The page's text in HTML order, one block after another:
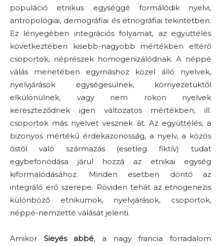
populáció etnikus egységgé formálódik nyelvi,
antropológiai, demográfiai és etnográfiai tekintetben.
Ez lényegében integrációs folyamat, az együttélés
következtében kisebb-nagyobb mértékben eltérő
csoportok, néprészek homogenizálódnak. A néppé
válás menetében egymáshoz közel álló nyelvek,
nyelvjárások egységesülnek, környezetüktől
elkülönülnek, vagy nem rokon nyelvek
kereszteződnek igen változatos mértékben, ill.
csoportok más nyelvet vesznek át. Az együttélés, a
bizonyos mértékű érdekazonosság, a nyelv, a közös
őstől való származás (esetleg fiktív) tudat
egybefonódása járul hozzá az etnikai egység
kiformálódásához. Minden esetben döntő az
integráló erő szerepe. Röviden tehát az etnogenezis
különböző etnikumok, nyelvjárások, csoportok,
néppé-nemzetté válását jelenti.
Amikor Sieyés abbé, a nagy francia forradalom